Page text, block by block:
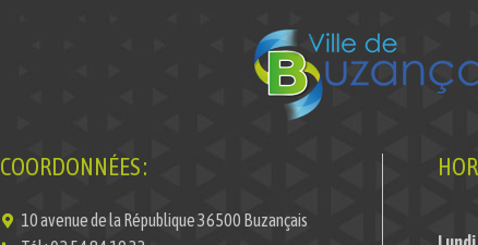
COORDONNÉES :
10 avenue de la République 36500 Buzançais